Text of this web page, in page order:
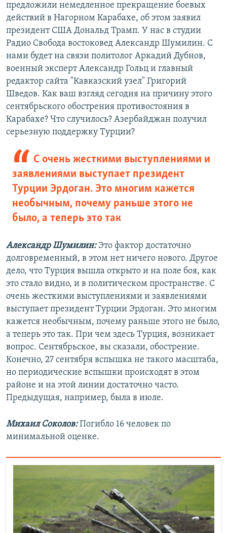
предложили немедленное прекращение боевых
действий в Нагорном Карабахе, об этом заявил
президент США Дональд Трамп. У нас в студии
Радио Свобода востоковед Александр Шумилин. С
нами будет на связи политолог Аркадий Дубнов,
военный эксперт Александр Гольц и главный
редактор сайта "Кавказский узел" Григорий
Шведов. Как ваш взгляд сегодня на причину этого
сентябрьского обострения противостояния в
Карабахе? Что случилось? Азербайджан получил
серьезную поддержку Турции?
С очень жесткими выступлениями и
заявлениями выступает президент
Турции Эрдоган. Это многим кажется
необычным, почему раньше этого не
было, а теперь это так
Александр Шумилин:Это фактор достаточно
долговременный, в этом нет ничего нового. Другое
дело, что Турция вышла открыто и на поле боя, как
это стало видно, и в политическом пространстве. С
очень жесткими выступлениями и заявлениями
выступает президент Турции Эрдоган. Это многим
кажется необычным, почему раньше этого не было,
а теперь это так. При чем здесь Турция, возникает
вопрос. Сентябрьское, вы сказали, обострение.
Конечно, 27 сентября вспышка не такого масштаба,
но периодические вспышки происходят в этом
районе и на этой линии достаточно часто.
Предыдущая, например, была в июле.
Михаил Соколов:Погибло 16 человек по
минимальной оценке.